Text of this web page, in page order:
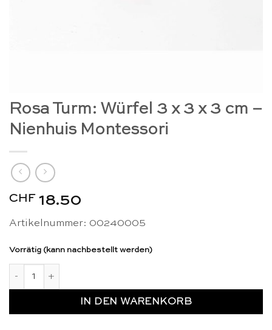
Rosa Turm: Würfel 3 x 3 x 3 cm –
Nienhuis Montessori
CHF 18.50
Artikelnummer: 00240005
Vorrätig (kann nachbestellt werden)
IN DEN WARENKORB